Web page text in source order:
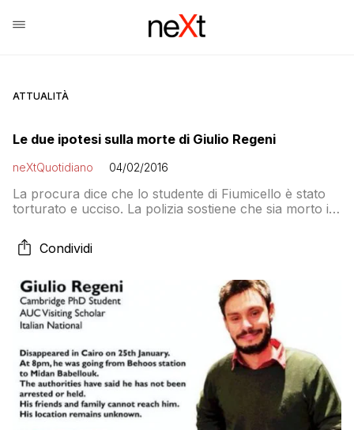
ATTUALITÀ
Le due ipotesi sulla morte di Giulio Regeni
neXtQuotidiano 04/02/2016
La procura dice che lo studente di Fiumicello è stato
torturato e ucciso. La polizia sostiene che sia morto in
sia stato ucciso al termine di una rapina finita male
Condividi